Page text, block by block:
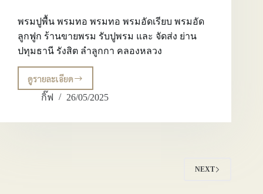
พรมปูพื้น พรมทอ พรมทอ พรมอัดเรียบ พรมอัด
ลูกฟูก ร้านขายพรม รับปูพรม และ จัดส่ง ย่าน
ปทุมธานี รังสิต ลำลูกกา คลองหลวง
ดูรายละเอียด
พรม
ปู
กิ๊ฟ 26/05/2025
NEXT